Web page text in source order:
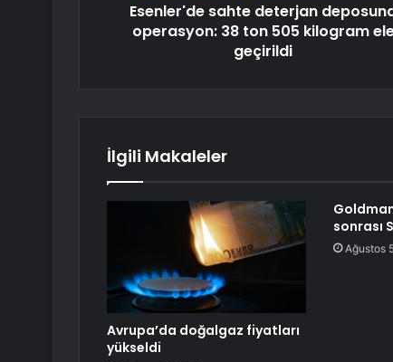
Esenler'de sahte deterjan
operasyon: 38 ton 505 kilogram
geçirildi
İlgili Makaleler
Avrupa’da doğalgaz fiyatları
yükseldi
sonrası
Ağustos